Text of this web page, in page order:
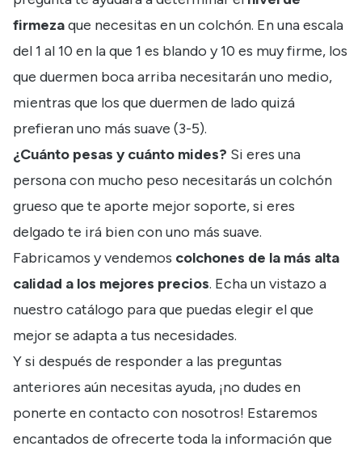
firmezaque necesitas en un colchón. En una escala
del 1 al 10 en la que 1 es blando y 10 es muy firme, los
que duermen boca arriba necesitarán uno medio,
mientras que los que duermen de lado quizá
prefieran uno más suave (3-5).
¿Cuánto pesas y cuánto mides? Si eres una
persona con mucho peso necesitarás un colchón
grueso que te aporte mejor soporte, si eres
delgado te irá bien con uno más suave.
Fabricamos y vendemos colchones de la más alta
calidad a los mejores precios. Echa un vistazo a
nuestro catálogo para que puedas elegir el que
mejor se adapta a tus necesidades.
Y si después de responder a las preguntas
anteriores aún necesitas ayuda, ¡no dudes en
ponerte en contacto con nosotros! Estaremos
encantados de ofrecerte toda la información que